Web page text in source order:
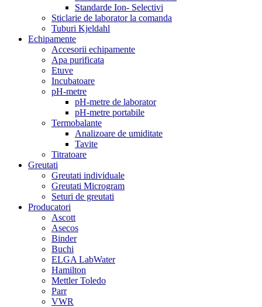
Standarde Ion- Selectivi
Sticlarie de laborator la comanda
Tuburi Kjeldahl
Echipamente
Accesorii echipamente
Apa purificata
Etuve
Incubatoare
pH-metre
pH-metre de laborator
pH-metre portabile
Termobalante
Analizoare de umiditate
Tavite
Titratoare
Greutati
Greutati individuale
Greutati Microgram
Seturi de greutati
Producatori
Ascott
Asecos
Binder
Buchi
ELGA LabWater
Hamilton
Mettler Toledo
Parr
VWR